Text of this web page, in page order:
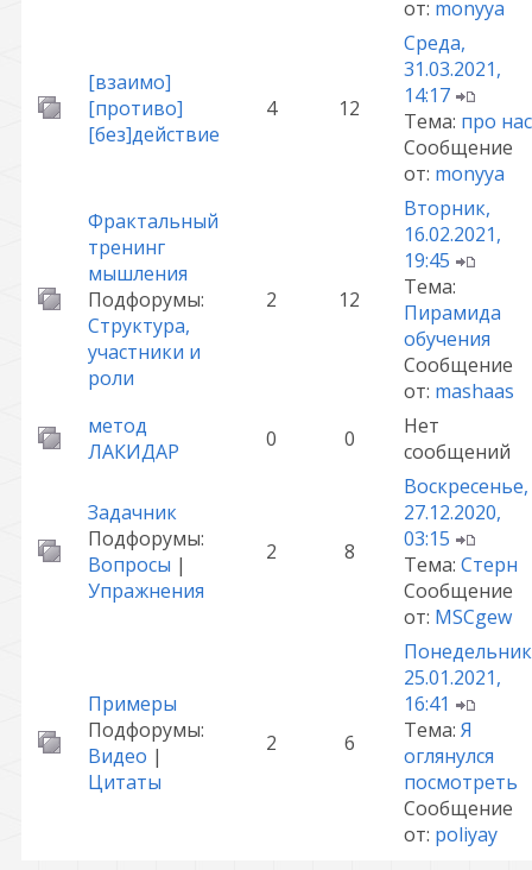
от: monyya
[взаимо]
[противо]
[без]действие
4 12
Среда,
31.03.2021,
14:17
Тема: про нас
Сообщение
от: monyya
Фрактальный
тренинг
мышления
Подфорумы:
Структура,
участники и
роли
2 12
Вторник,
16.02.2021,
19:45
Тема:
Пирамида
обучения
Сообщение
от: mashaas
метод
ЛАКИДАР
0 0
Нет
сообщений
Задачник
Подфорумы:
Вопросы |
Упражнения
2 8
Воскресенье,
27.12.2020,
03:15
Тема: Стерн
Сообщение
от: MSCgew
Примеры
Подфорумы:
Видео |
Цитаты
2 6
25.01.2021,
16:41
Тема: Я
оглянулся
посмотреть
Сообщение
от: poliyay